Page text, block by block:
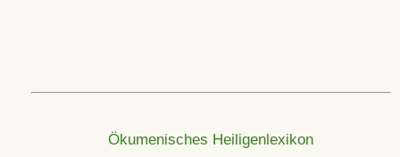
Ökumenisches Heiligenlexikon